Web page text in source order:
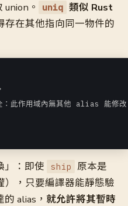
union。 uniq 類似 Rust
存在其他指向同一物件的
作用域內無其他 alias 能修
」：即使 ship 原本是
），只要編譯器能靜態驗
alias， 就允許將其暫時